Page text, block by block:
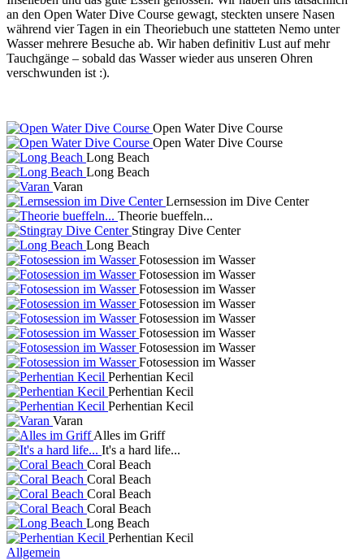
an den Open Water Dive Course gewagt, steckten unsere Nasen
während vier Tagen in ein Theoriebuch une statteten Nemo unter
Wasser mehrere Besuche ab. Wir haben definitiv Lust auf mehr
Tauchgänge – sobald das Wasser wieder aus unseren Ohren
verschwunden ist :).
Open Water Dive Course
Open Water Dive Course
Long Beach
Long Beach
Varan
Lernsession im Dive Center
Theorie bueffeln...
Stingray Dive Center
Long Beach
Fotosession im Wasser
Fotosession im Wasser
Fotosession im Wasser
Fotosession im Wasser
Fotosession im Wasser
Fotosession im Wasser
Fotosession im Wasser
Fotosession im Wasser
Perhentian Kecil
Perhentian Kecil
Perhentian Kecil
Varan
Alles im Griff
It's a hard life...
Coral Beach
Coral Beach
Coral Beach
Coral Beach
Long Beach
Perhentian Kecil
Allgemein